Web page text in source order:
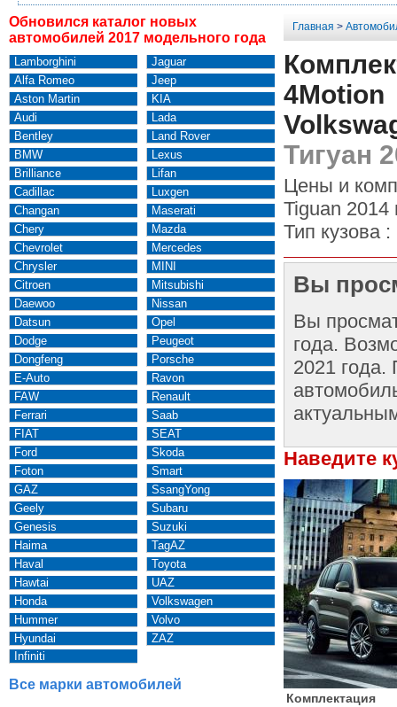
Обновился каталог новых
автомобилей 2017 модельного года
Lamborghini
Alfa Romeo
Aston Martin
Audi
Bentley
BMW
Brilliance
Cadillac
Changan
Chery
Chevrolet
Chrysler
Citroen
Daewoo
Datsun
Dodge
Dongfeng
E-Auto
FAW
Ferrari
FIAT
Ford
Foton
GAZ
Geely
Genesis
Haima
Haval
Hawtai
Honda
Hummer
Hyundai
Infiniti
Jaguar
Jeep
KIA
Lada
Land Rover
Lexus
Lifan
Luxgen
Maserati
Mazda
Mercedes
MINI
Mitsubishi
Nissan
Opel
Peugeot
Porsche
Ravon
Renault
Saab
SEAT
Skoda
Smart
SsangYong
Subaru
Suzuki
TagAZ
Toyota
UAZ
Volkswagen
Volvo
ZAZ
Все марки автомобилей
Главная >
4Motion
Тигуан
Цены и
Tiguan 2014
Тип кузова :
Вы
Вы
года.
2021 года.
Наведите
Комплектация